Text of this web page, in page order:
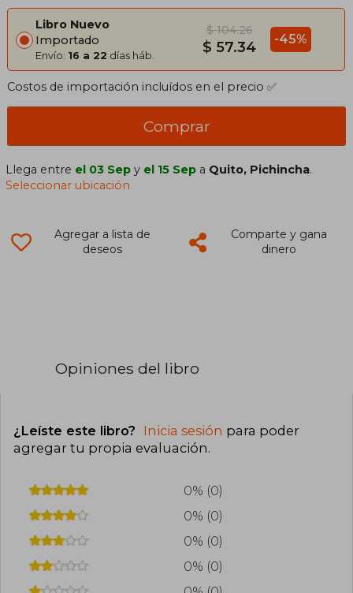
Libro Nuevo
Importado
Envío: 16 a 22 días háb.
$ 104.26
$ 57.34 -45%
Costos de importación incluídos en el precio ✅
Comprar
Llega entre el 03 Sep y el 15 Sep a Quito, Pichincha.
Seleccionar ubicación
Agregar a lista de
deseos
Comparte y gana
dinero
Opiniones del libro
¿Leíste este libro? Inicia sesión para poder
agregar tu propia evaluación.
0% (0)
0% (0)
0% (0)
0% (0)